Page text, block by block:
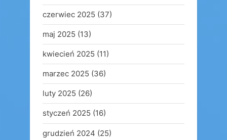
czerwiec 2025 (37)
maj 2025 (13)
kwiecień 2025 (11)
marzec 2025 (36)
luty 2025 (26)
styczeń 2025 (16)
grudzień 2024 (25)